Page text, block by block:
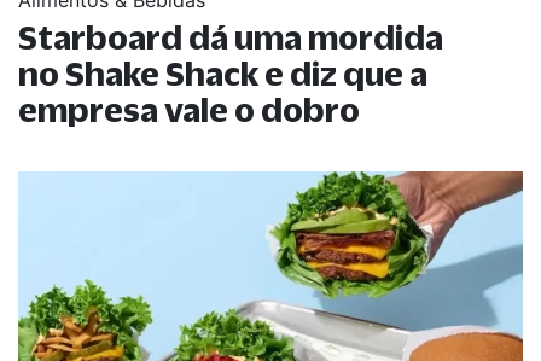
Starboard dá uma mordida
no Shake Shack e diz que a
empresa vale o dobro